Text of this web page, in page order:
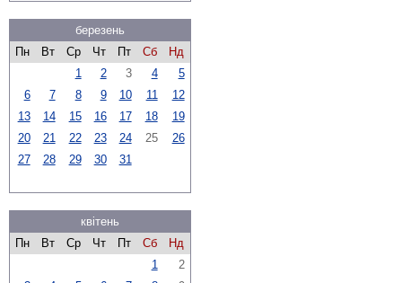
березень
Пн
Вт Ср Чт Пт Сб
Нд
1
2 3 4
5
6
7 8 9 10 11
12
13
14 15 16 17 18
19
20
21 22 23 24 25
26
27
28 29 30 31
квітень
Пн
Вт Ср Чт Пт Сб
Нд
1
2